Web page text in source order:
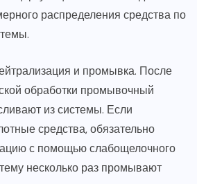
распределения средства по
и промывка. После
обработки промывочный
из системы. Если
средства, обязательно
с помощью слабощелочного
несколько раз промывают